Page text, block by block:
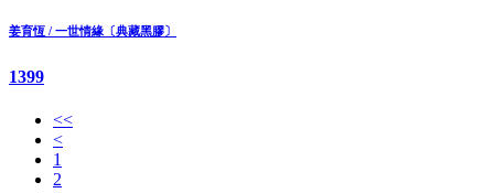
姜育恆 / 一世情緣〔典藏黑膠〕
1399
<<
<
1
2